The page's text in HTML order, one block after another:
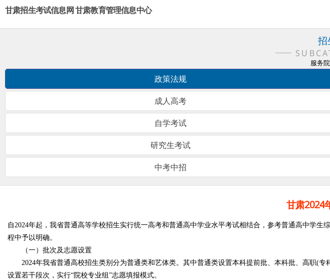
甘肃招生考试信息网 甘肃教育管理信息中心
招
服务
政策法规
成人高考
自学考试
研究生考试
中考中招
甘肃2024
自2024年起，我省普通高等学校招生实行统一高考和普通高中学业水平考试相结合，参考普通高中学
程中予以明确。
（一）批次及志愿设置
2024年我省普通高校招生类别分为普通类和艺体类。其中普通类设置本科提前批、本科批、高职(
设置若干段次，实行“院校专业组”志愿填报模式。